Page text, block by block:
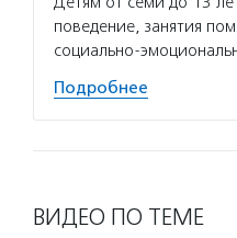
поведение, занятия
социально-
Подробнее
ВИДЕО ПО ТЕМЕ